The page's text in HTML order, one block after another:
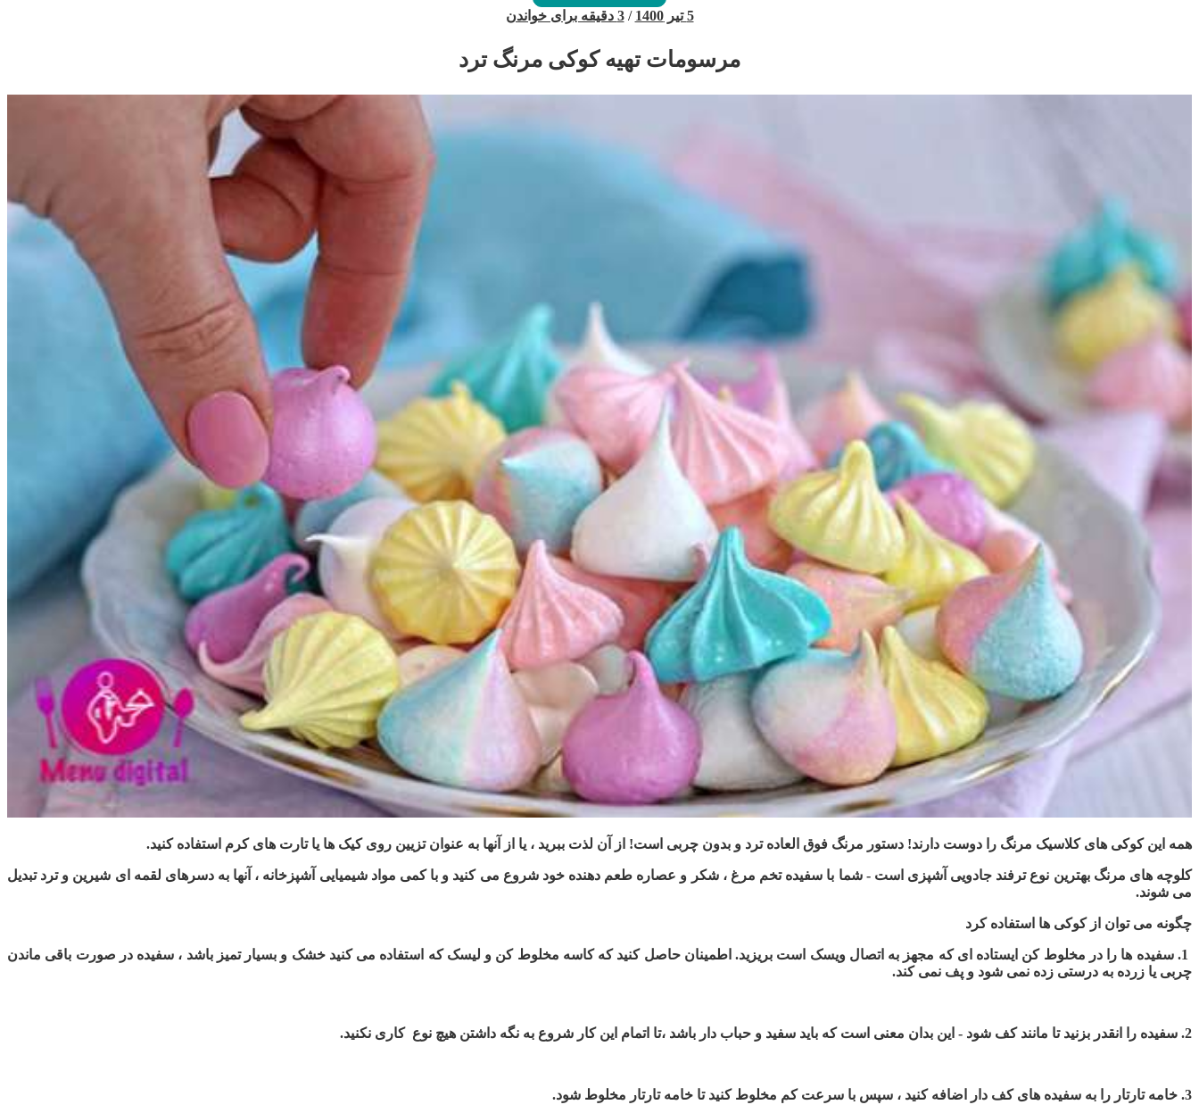
5 تیر 1400 /3 دقیقه برای خواندن
مرسومات تهیه کوکی مرنگ ترد
همه این کوکی های کلاسیک مرنگ را دوست دارند! دستور مرنگ فوق العاده ترد و بدون چربی است! از آن لذت ببرید ، یا از آنها به عنوان تزیین روی کیک ها یا تارت های کرم استفاده کنید.
کلوچه های مرنگ بهترین نوع ترفند جادویی آشپزی است - شما با سفیده تخم مرغ ، شکر و عصاره طعم دهنده خود شروع می کنید و با کمی مواد شیمیایی آشپزخانه ، آنها به دسرهای لقمه ای شیرین و ترد تبدیل
می شوند.
چگونه می توان از کوکی ها استفاده کرد
1. سفیده ها را در مخلوط کن ایستاده ای که مجهز به اتصال ویسک است بریزید. اطمینان حاصل کنید که کاسه مخلوط کن و لیسک که استفاده می کنید خشک و بسیار تمیز باشد ، سفیده در صورت باقی ماندن
چربی یا زرده به درستی زده نمی شود و پف نمی کند.
2. سفیده را انقدر بزنید تا مانند کف شود - این بدان معنی است که باید سفید و حباب دار باشد ،تا اتمام این کار شروع به نگه داشتن هیچ نوع کاری نکنید.
3. خامه تارتار را به سفیده های کف دار اضافه کنید ، سپس با سرعت کم مخلوط کنید تا خامه تارتار مخلوط شود.